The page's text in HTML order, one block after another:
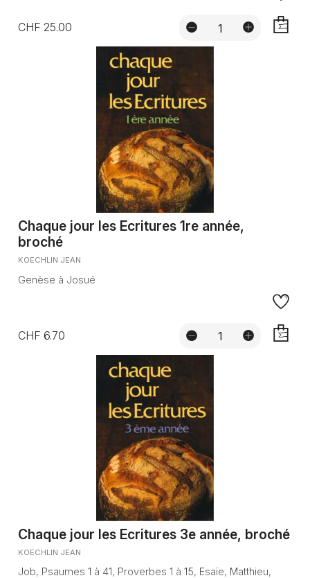
CHF 25.00
Chaque jour les Ecritures 1re année,
broché
KOECHLIN JEAN
Genèse à Josué
CHF 6.70
Chaque jour les Ecritures 3e année, broché
KOECHLIN JEAN
Job, Psaumes 1 à 41, Proverbes 1 à 15, Esaïe, Matthieu,